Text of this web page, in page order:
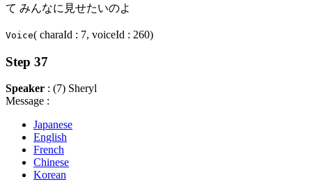
て みんなに見せたいのよ
Voice( charaId : 7, voiceId : 260)
Step 37
Speaker : (7) Sheryl
Message :
Japanese
English
French
Chinese
Korean